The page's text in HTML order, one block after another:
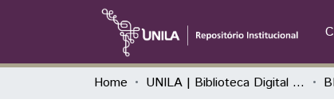
Home UNILA | Biblioteca Digital de Trabalhos de Conclusão de Curso